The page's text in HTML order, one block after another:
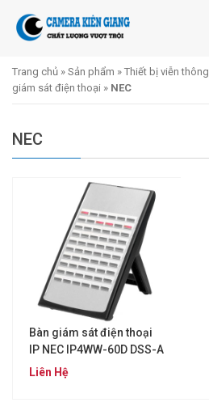
Trang chủ » Sản phẩm » Thiết bị viễn thông
giám sát điện thoại » NEC
NEC
Bàn giám sát điện thoại
IP NEC IP4WW-60D DSS-A
console (BK)
Liên Hệ